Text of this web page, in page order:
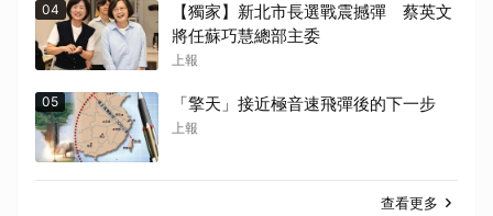
04
【獨家】新北市長選戰震撼彈 蔡英文
將任蘇巧慧總部主委
上報
05 「擎天」接近極音速飛彈後的下一步
上報
查看更多